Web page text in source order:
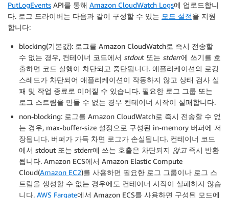
PutLogEvents API를 통해 Amazon CloudWatch Logs에 업로드합니
다. 로그 드라이버는 다음과 같이 구성할 수 있는 모드 설정을 지원
합니다:
blocking(기본값): 로그를 Amazon CloudWatch로 즉시 전송할
수 없는 경우, 컨테이너 코드에서 stdout 또는 stderr에 쓰기를 호
출하면 코드 실행이 차단되고 중단됩니다. 애플리케이션의 로깅
스레드가 차단되어 애플리케이션이 작동하지 않고 상태 검사 실
패 및 작업 종료로 이어질 수 있습니다. 필요한 로그 그룹 또는
로그 스트림을 만들 수 없는 경우 컨테이너 시작이 실패합니다.
non-blocking: 로그를 Amazon CloudWatch로 즉시 전송할 수 없
는 경우, max-buffer-size 설정으로 구성된 in-memory 버퍼에 저
장됩니다. 버퍼가 가득 차면 로그가 손실됩니다. 컨테이너 코드
에서 stdout 또는 stderr에 쓰는 호출은 차단되지 않고 즉시 반환
됩니다. Amazon ECS에서 Amazon Elastic Compute
Cloud(Amazon EC2)를 사용하면 필요한 로그 그룹이나 로그 스
트림을 생성할 수 없는 경우에도 컨테이너 시작이 실패하지 않습
니다. AWS Fargate에서 Amazon ECS를 사용하면 구성된 모드에